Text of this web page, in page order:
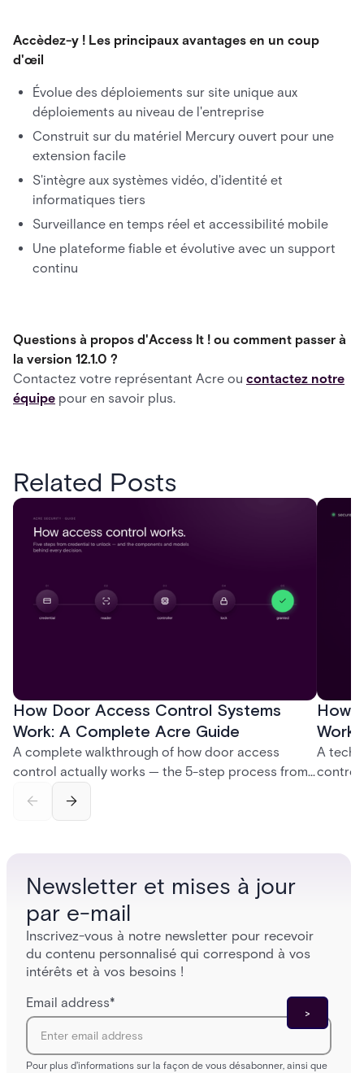
Accèdez-y ! Les principaux avantages en un coup
d'œil
Évolue des déploiements sur site unique aux
déploiements au niveau de l'entreprise
Construit sur du matériel Mercury ouvert pour une
extension facile
S'intègre aux systèmes vidéo, d'identité et
informatiques tiers
Surveillance en temps réel et accessibilité mobile
Une plateforme fiable et évolutive avec un support
continu
Questions à propos d'Access It ! ou comment passer à
la version 12.1.0 ?
Contactez votre représentant Acre ou contactez notre
équipe pour en savoir plus.
Related Posts
How Door Access Control Systems
Work: A Complete Acre Guide
A complete walkthrough of how door access
control actually works — the 5-step process from
and software components, and the access control
How
A
control
Newsletter et mises à jour
par e-mail
Inscrivez-vous à notre newsletter pour recevoir
du contenu personnalisé qui correspond à vos
intérêts et à vos besoins !
Email address*
Pour plus d'informations sur la façon de vous désabonner, ainsi que